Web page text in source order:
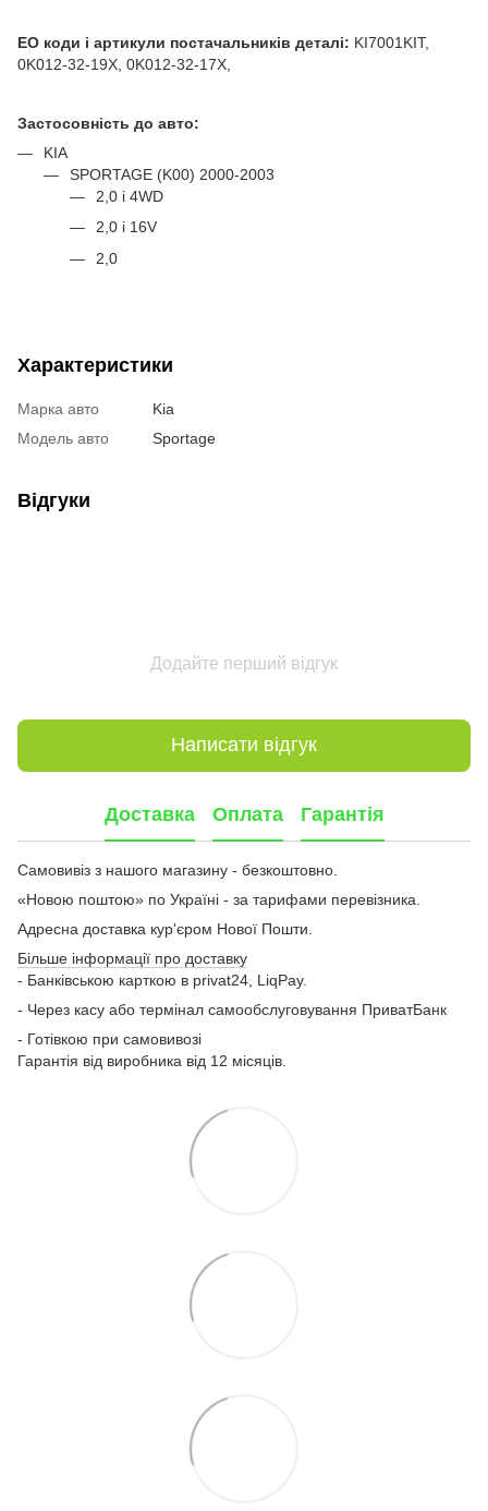
EO коди і артикули постачальників деталі: KI7001KIT,
0K012-32-19X, 0K012-32-17X,
Застосовність до авто:
KIA
SPORTAGE (K00) 2000-2003
2,0 i 4WD
2,0 i 16V
2,0
Характеристики
Марка авто
Kia
Модель авто
Sportage
Відгуки
Додайте перший відгук
Написати відгук
Доставка Оплата Гарантія
Самовивіз з нашого магазину - безкоштовно.
«Новою поштою» по Україні - за тарифами перевізника.
Адресна доставка кур'єром Нової Пошти.
Більше інформації про доставку
- Банківською карткою в privat24, LiqPay.
- Через касу або термінал самообслуговування ПриватБанк
- Готівкою при самовивозі
Гарантія від виробника від 12 місяців.